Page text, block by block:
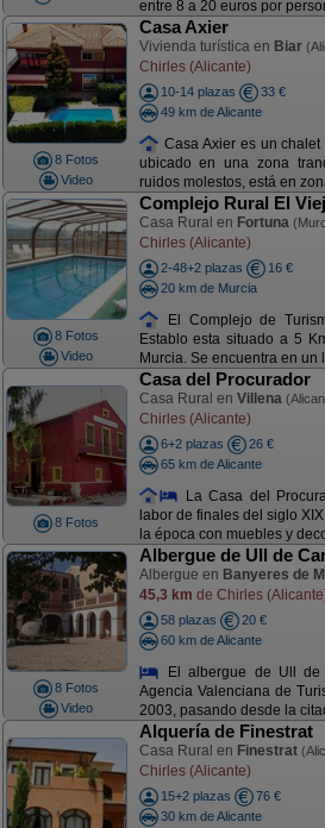
entre 8 a 20 euros por
8 Fotos
Video
Casa Axier
Vivienda turística en Biar
Chirles (Alicante)
10-14 plazas
33 €
49 km de Alicante
Casa Axier es un
ubicado en una zona
ruidos molestos, está en
8 Fotos
Video
Complejo Rural El
Casa Rural en Fortuna
Chirles (Alicante)
2-48+2 plazas
16 €
20 km de Murcia
El Complejo de
Establo esta situado a 5
Murcia. Se encuentra en un
8 Fotos
Casa del Procurador
Casa Rural en Villena
Chirles (Alicante)
6+2 plazas
26 €
65 km de Alicante
La Casa del
labor de finales del siglo
la época con muebles y
8 Fotos
Video
Albergue de Ull de
Albergue en Banyeres de
45,3 km de Chirles
58 plazas
20 €
60 km de Alicante
El albergue de Ull de
Agencia Valenciana de
2003, pasando desde la
Alquería de Finestrat
Casa Rural en Finestrat
Chirles (Alicante)
15+2 plazas
76 €
30 km de Alicante